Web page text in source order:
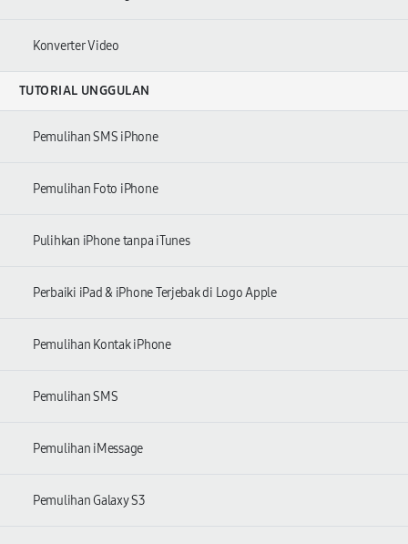
Konverter Video
TUTORIAL UNGGULAN
Pemulihan SMS iPhone
Pemulihan Foto iPhone
Pulihkan iPhone tanpa iTunes
Perbaiki iPad & iPhone Terjebak di Logo Apple
Pemulihan Kontak iPhone
Pemulihan SMS
Pemulihan iMessage
Pemulihan Galaxy S3